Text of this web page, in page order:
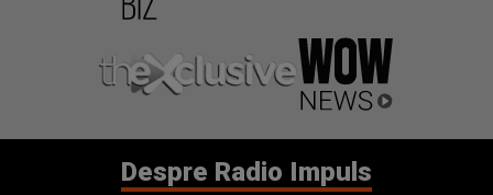
Despre Radio Impuls